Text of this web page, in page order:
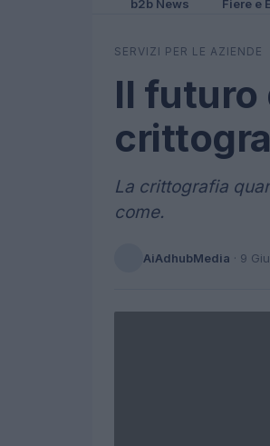
b2b News Fiere e
SERVIZI PER LE AZIENDE
Il futuro
La crittografia
come.
AiAdhubMedia · 9